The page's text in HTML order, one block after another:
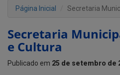
Página Inicial Secretaria
Secretaria
e Cultura
Publicado em 25 de setembro de